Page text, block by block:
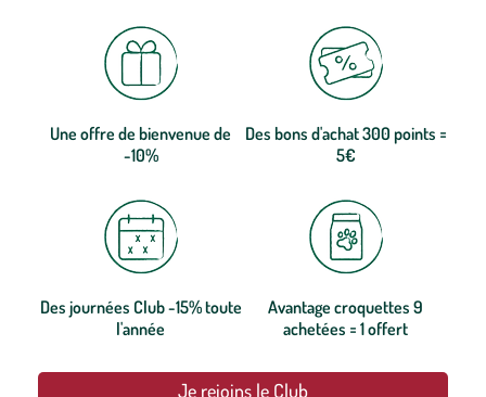
Une offre de bienvenue de
-10%
Des bons d'achat 300 points =
5€
Des journées Club -15% toute
l'année
Avantage croquettes 9
achetées = 1 offert
Je rejoins le Club